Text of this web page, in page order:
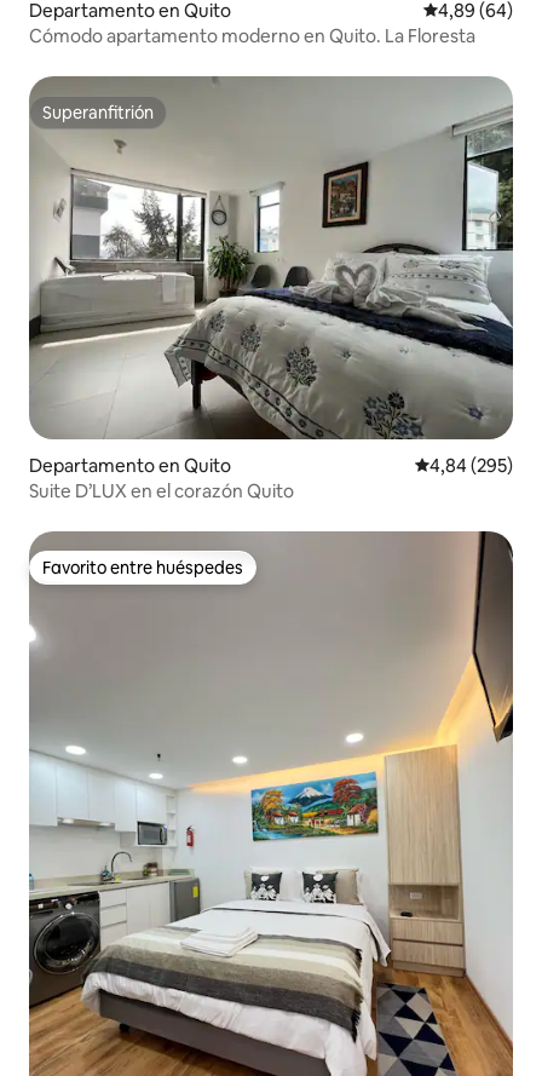
Departamento en Quito Calificación
4,89 (64)
Cómodo apartamento moderno en Quito. La Floresta
Superanfitrión
Superanfitrión
Departamento en Quito Calificación
4,84 (295)
Suite D’LUX en el corazón Quito
Favorito entre huéspedes
Favorito entre huéspedes